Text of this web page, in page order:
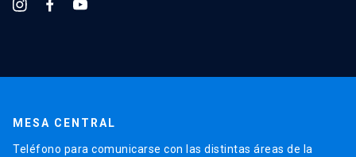
MESA CENTRAL
Teléfono para comunicarse con las distintas áreas de la